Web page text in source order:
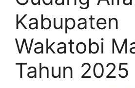
Kabupaten
Wakatobi
Tahun 2025